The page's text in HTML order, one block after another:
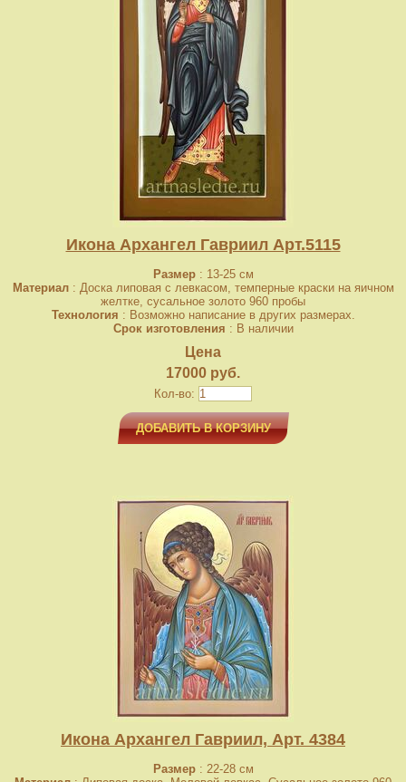
Икона Архангел Гавриил Арт.5115
Размер: 13-25 см
Материал: Доска липовая с левкасом, темперные краски на яичном
желтке, сусальное золото 960 пробы
Технология : Возможно написание в других размерах.
Срок изготовления : В наличии
Цена
17000 руб.
Кол-во:
ДОБАВИТЬ В КОРЗИНУ
Икона Архангел Гавриил, Арт. 4384
Размер: 22-28 см